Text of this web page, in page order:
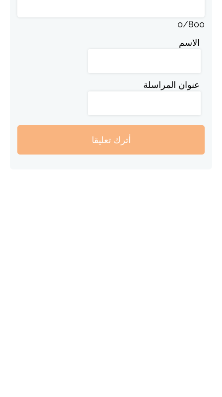
0/800
الاسم
عنوان المراسلة
أترك تعليقا